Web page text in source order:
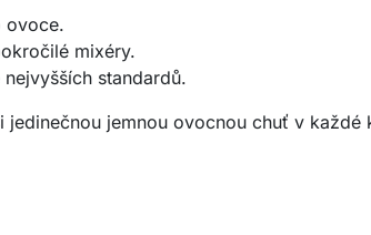
ovoce.
mixéry.
standardů.
jemnou ovocnou chuť v každé